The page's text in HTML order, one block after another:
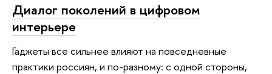
Диалог поколений в цифровом
интерьере
Гаджеты все сильнее влияют на повседневные
практики россиян, и по-разному: с одной стороны,